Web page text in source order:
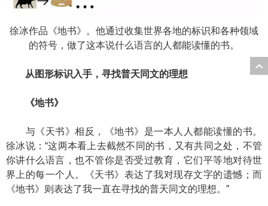
徐冰作品《地书》。他通过收集世界各地的标识和各种领域
的符号，做了这本说什么语言的人都能读懂的书。
从图形标识入手，寻找普天同文的理想
《地书》
与《天书》相反，《地书》是一本人人都能读懂的书。
徐冰说：“这两本看上去截然不同的书，又有共同之处，不管
你讲什么语言，也不管你是否受过教育，它们平等地对待世
界上的每一个人。《天书》表达了我对现存文字的遗憾；而
《地书》则表达了我一直在寻找的普天同文的理想。”